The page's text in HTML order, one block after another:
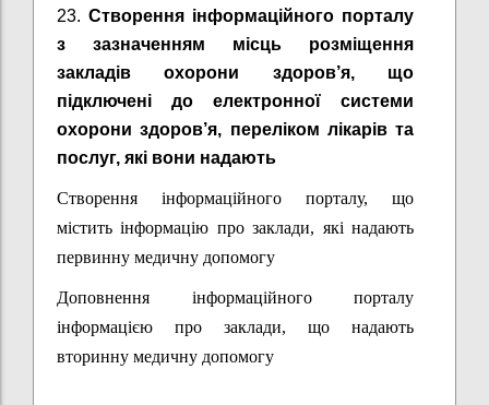
23. Створення інформаційного порталу
з зазначенням місць розміщення
закладів охорони здоров’я, що
підключені до електронної системи
охорони здоров’я, переліком лікарів та
послуг, які вони надають
Створення інформаційного порталу, що
містить інформацію про заклади, які надають
первинну медичну допомогу
Доповнення інформаційного порталу
інформацією про заклади, що надають
вторинну медичну допомогу